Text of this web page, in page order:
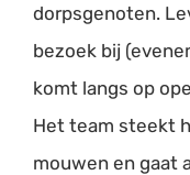
dorpsgenoten.
bezoek bij
komt langs op
Het team steekt
mouwen en gaat